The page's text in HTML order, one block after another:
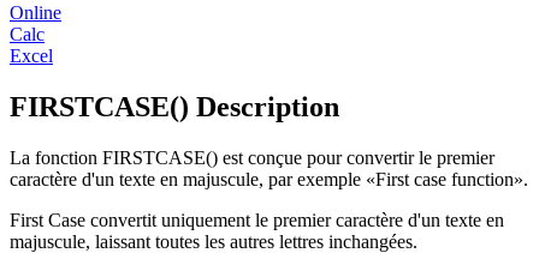
Online
Calc
Excel
FIRSTCASE() Description
La fonction FIRSTCASE() est conçue pour convertir le premier
caractère d'un texte en majuscule, par exemple «First case function».
First Case convertit uniquement le premier caractère d'un texte en
majuscule, laissant toutes les autres lettres inchangées.